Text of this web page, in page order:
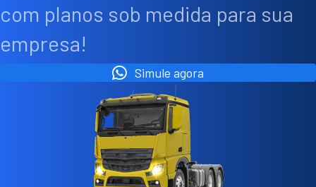
com planos sob medida para sua
empresa!
Simule agora